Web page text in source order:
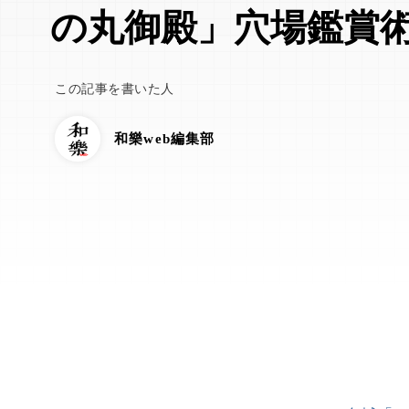
の丸御殿」穴場鑑賞
この記事を書いた人
和樂web編集部